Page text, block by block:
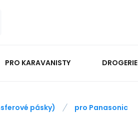
PRO KARAVANISTY DROGERIE
pásky)
pro Panasonic